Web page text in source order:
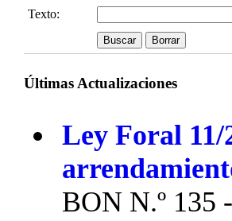
Texto:
Últimas Actualizaciones
Ley Foral 11/
BON N.º 135